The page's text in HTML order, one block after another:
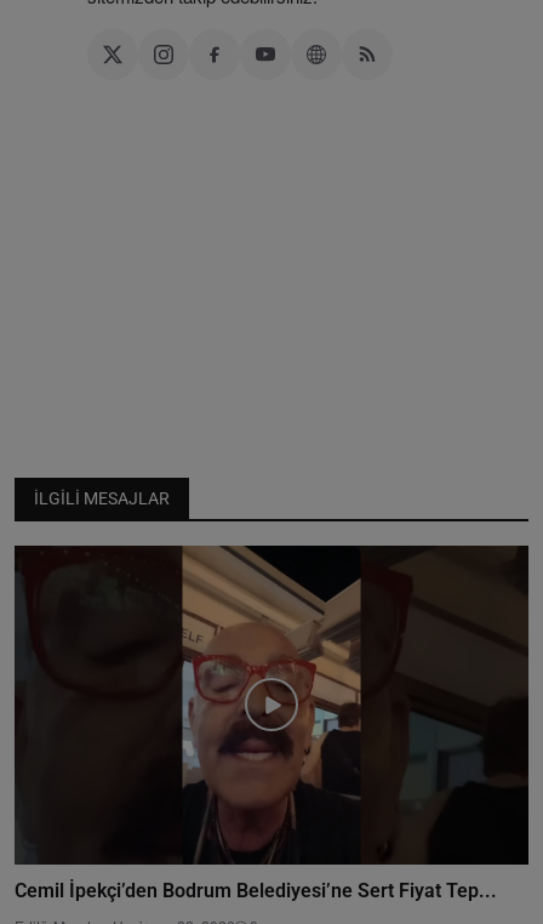
İLGILI MESAJLAR
Cemil İpekçi’den Bodrum Belediyesi’ne Sert Fiyat Tep...